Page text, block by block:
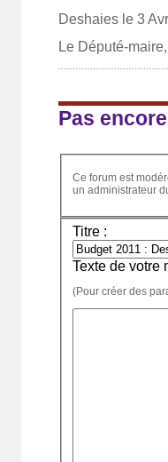
Deshaies le 3
Le Député-
Pas
Ce forum est
un administrateur
Titre :
Texte de votre
(Pour créer des